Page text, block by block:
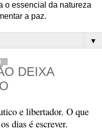
o essencial da natureza
a paz.
▼
DEIXA
e libertador. O que
dias é escrever.